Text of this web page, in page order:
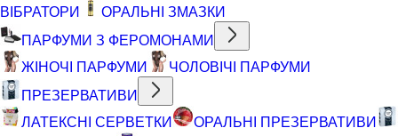
ВІБРАТОРИ
ОРАЛЬНІ ЗМАЗКИ
ПАРФУМИ З ФЕРОМОНАМИ
ЖІНОЧІ ПАРФУМИ
ЧОЛОВІЧІ ПАРФУМИ
ПРЕЗЕРВАТИВИ
ЛАТЕКСНІ СЕРВЕТКИ
ОРАЛЬНІ ПРЕЗЕРВАТИВИ